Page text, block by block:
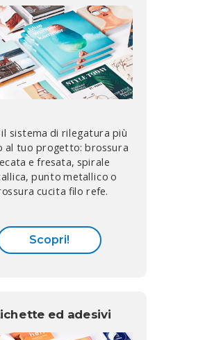
Scopri!
il sistema di rilegatura più
al tuo progetto: brossura
e fresata, spirale
punto metallico o
cucita filo refe.
ed adesivi